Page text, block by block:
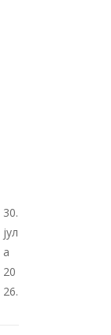
30.
јул
а
20
26.